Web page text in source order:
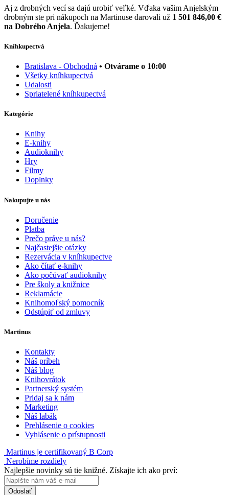
Aj z drobných vecí sa dajú urobiť veľké. Vďaka vašim Anjelským
drobným ste pri nákupoch na Martinuse darovali už 1 501 846,00 €
na Dobrého Anjela. Ďakujeme!
Kníhkupectvá
Bratislava - Obchodná • Otvárame o 10:00
Všetky kníhkupectvá
Udalosti
Spriatelené kníhkupectvá
Kategórie
Knihy
E-knihy
Audioknihy
Hry
Filmy
Doplnky
Nakupujte u nás
Doručenie
Platba
Prečo práve u nás?
Najčastejšie otázky
Rezervácia v kníhkupectve
Ako čítať e-knihy
Ako počúvať audioknihy
Pre školy a knižnice
Reklamácie
Knihomoľský pomocník
Odstúpiť od zmluvy
Martinus
Kontakty
Náš príbeh
Náš blog
Knihovrátok
Partnerský systém
Pridaj sa k nám
Marketing
Náš labák
Prehlásenie o cookies
Vyhlásenie o prístupnosti
Martinus je certifikovaný B Corp
Nerobíme rozdiely
Najlepšie novinky sú tie knižné. Získajte ich ako prví:
Odoslať